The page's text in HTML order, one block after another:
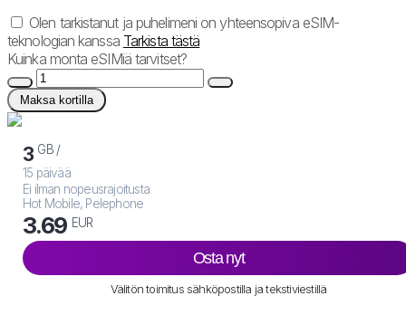
Olen tarkistanut ja puhelimeni on yhteensopiva eSIM-
teknologian kanssa Tarkista tästä
Kuinka monta eSIMiä tarvitset?
Maksa kortilla
3 GB /
15 päivää
Ei ilman nopeusrajoitusta
Hot Mobile, Pelephone
3.69 EUR
Osta nyt
Välitön toimitus sähköpostilla ja tekstiviestillä